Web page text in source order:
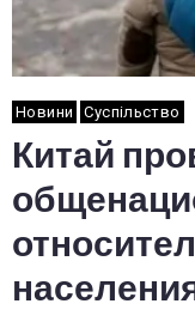
Новини Суспільство
Китай